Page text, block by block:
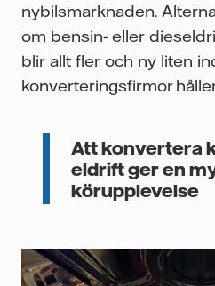
nybilsmarknaden.
om bensin- eller
blir allt fler och ny liten
konverteringsfirmor
Att konvertera
eldrift ger en
körupplevelse